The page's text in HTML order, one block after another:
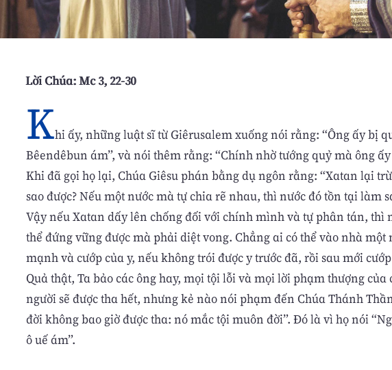
Lời Chúa: Mc 3, 22-30
Khi ấy, những luật sĩ từ Giêrusalem xuống nói rằng: “Ông ấy bị
Bêendêbun ám”, và nói thêm rằng: “Chính nhờ tướng quỷ mà ông
Khi đã gọi họ lại, Chúa Giêsu phán bằng dụ ngôn rằng: “Xatan lại
sao được? Nếu một nước mà tự chia rẽ nhau, thì nước đó tồn tại làm
Vậy nếu Xatan dấy lên chống đối với chính mình và tự phân tán, thì
thể đứng vững được mà phải diệt vong. Chẳng ai có thể vào nhà một
mạnh và cướp của y, nếu không trói được y trước đã, rồi sau mới
Quả thật, Ta bảo các ông hay, mọi tội lỗi và mọi lời phạm thượng của
người sẽ được tha hết, nhưng kẻ nào nói phạm đến Chúa Thánh
đời không bao giờ được tha: nó mắc tội muôn đời”. Ðó là vì họ nói
ô uế ám”.